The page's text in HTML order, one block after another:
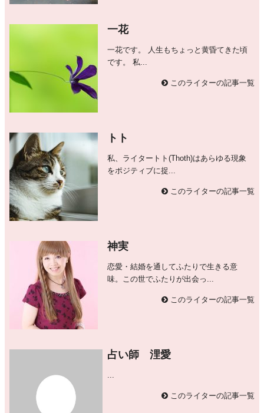
一花
一花です。 人生もちょっと黄昏てきた頃
です。 私...
このライターの記事一覧
トト
私、ライタートト(Thoth)はあらゆる現象
をポジティブに捉...
このライターの記事一覧
神実
恋愛・結婚を通してふたりで生きる意
味。この世でふたりが出会っ...
このライターの記事一覧
占い師 浬愛
...
このライターの記事一覧